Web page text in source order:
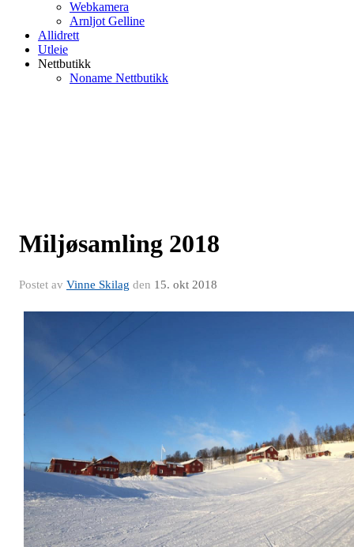
Webkamera
Arnljot Gelline
Allidrett
Utleie
Nettbutikk
Noname Nettbutikk
Miljøsamling 2018
Postet av Vinne Skilag den 15. okt 2018